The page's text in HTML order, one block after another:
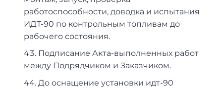
работоспособности, доводка и испытания
ИДТ-90 по контрольным топливам до
рабочего состояния.
Подписание Акта-выполненных работ
между Подрядчиком и Заказчиком.
До оснащение установки идт-90